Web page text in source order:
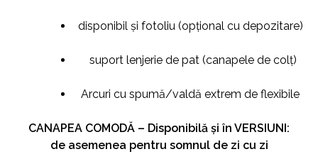
disponibil și fotoliu (opțional cu depozitare)
suport lenjerie de pat (canapele de colț)
Arcuri cu spumă/valdă extrem de flexibile
CANAPEA COMODĂ – Disponibilă și în VERSIUNI:
de asemenea pentru somnul de zi cu zi